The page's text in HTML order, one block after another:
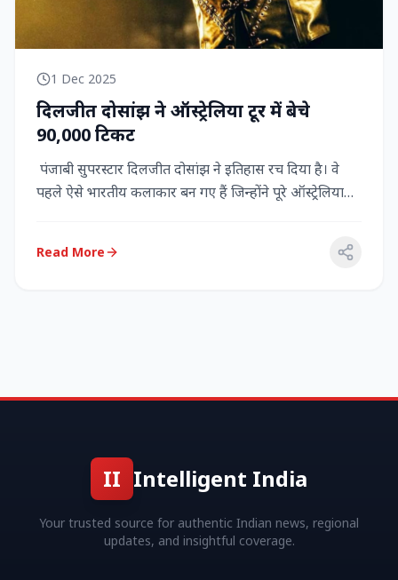
1 Dec 2025
दिलजीत दोसांझ ने ऑस्ट्रेलिया टूर में बेचे
90,000 टिकट
पंजाबी सुपरस्टार दिलजीत दोसांझ ने इतिहास रच दिया है। वे
पहले ऐसे भारतीय कलाकार बन गए हैं जिन्होंने पूरे ऑस्ट्रेलिया
Read More
II Intelligent India
Your trusted source for authentic Indian news, regional
updates, and insightful coverage.